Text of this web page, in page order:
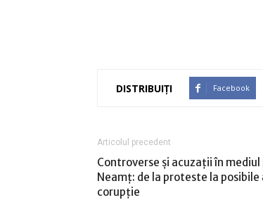
DISTRIBUIȚI Facebook
Articolul precedent
Controverse și acuzații în
Neamț: de la proteste la posibile
corupție